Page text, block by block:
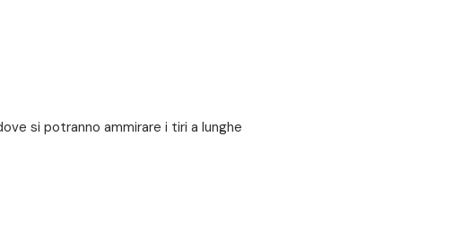
si potranno ammirare i tiri a lunghe